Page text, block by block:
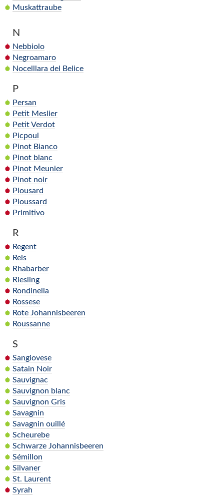
Muskattraube
N
Nebbiolo
Negroamaro
Nocelllara del Belice
P
Persan
Petit Meslier
Petit Verdot
Picpoul
Pinot Bianco
Pinot blanc
Pinot Meunier
Pinot noir
Plousard
Ploussard
Primitivo
R
Regent
Reis
Rhabarber
Riesling
Rondinella
Rossese
Rote Johannisbeeren
Roussanne
S
Sangiovese
Satain Noir
Sauvignac
Sauvignon blanc
Sauvignon Gris
Savagnin
Savagnin ouillé
Scheurebe
Schwarze Johannisbeeren
Sémillon
Silvaner
St. Laurent
Syrah